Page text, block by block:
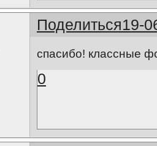
Поделиться19-
спасибо! классные
0